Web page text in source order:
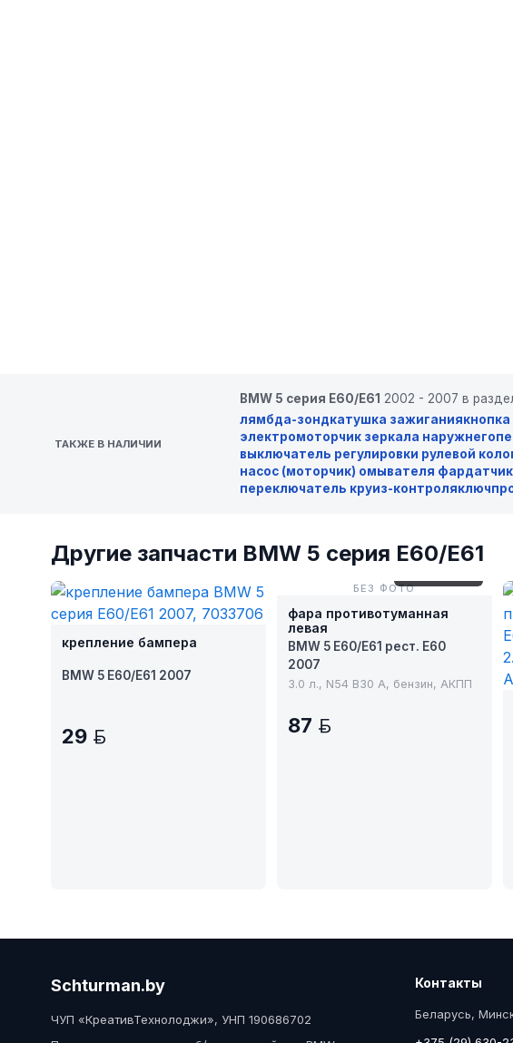
ТАКЖЕ В НАЛИЧИИ
BMW 5 серия E60/E61 2002 - 2007 в
лямбда-зондкатушка зажиганиякнопка
электромоторчик зеркала наружнего
выключатель регулировки рулевой
насос (моторчик) омывателя фар
переключатель круиз-контроляключ
Другие запчасти BMW 5 серия E60/E61
крепление бампера
BMW 5 E60/E61 2007
29
БЕЗ ФОТО
фара противотуманная
левая
BMW 5 E60/E61 рест. E60
2007
3.0 л., N54 B30 A, бензин, АКПП
87
Schturman.by
ЧУП «КреативТехнолоджи», УНП 190686702
Контакты
Беларусь,